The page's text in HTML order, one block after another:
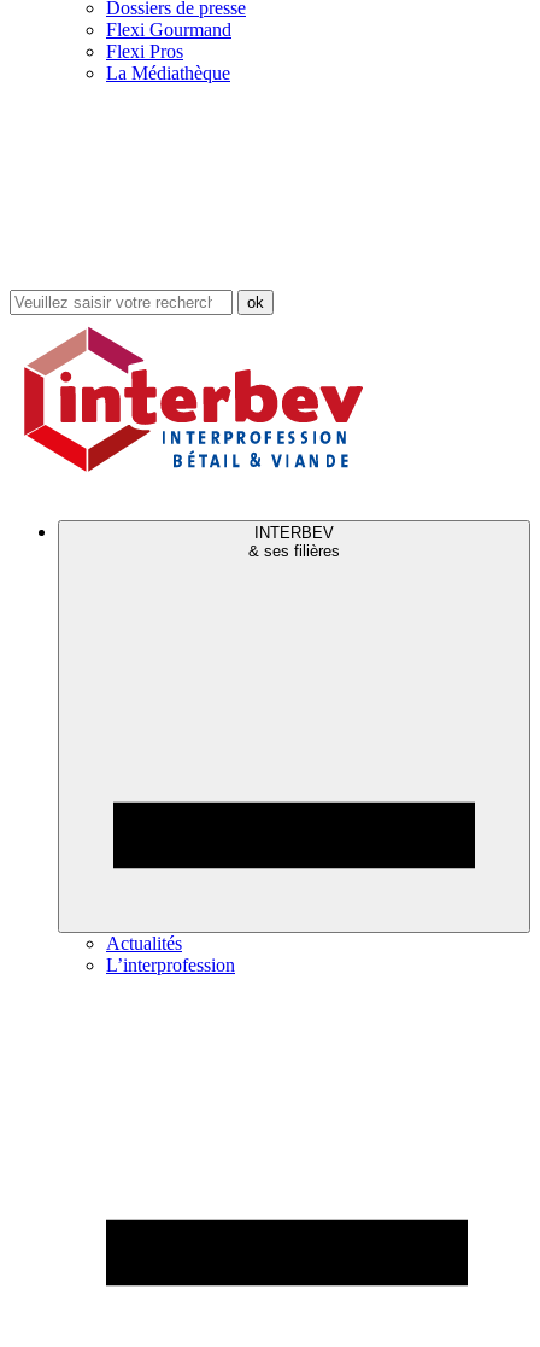
Dossiers de presse
Flexi Gourmand
Flexi Pros
La Médiathèque
Rechercher
dans
site
INTERBEV
& ses filières
Actualités
L’interprofession